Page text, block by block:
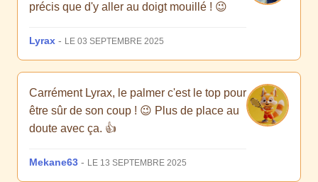
précis que d'y aller au doigt mouillé ! 😉
Lyrax - LE 03 SEPTEMBRE 2025
Carrément Lyrax, le palmer c'est le top pour
être sûr de son coup ! 😉 Plus de place au
doute avec ça. 👍
Mekane63 - LE 13 SEPTEMBRE 2025